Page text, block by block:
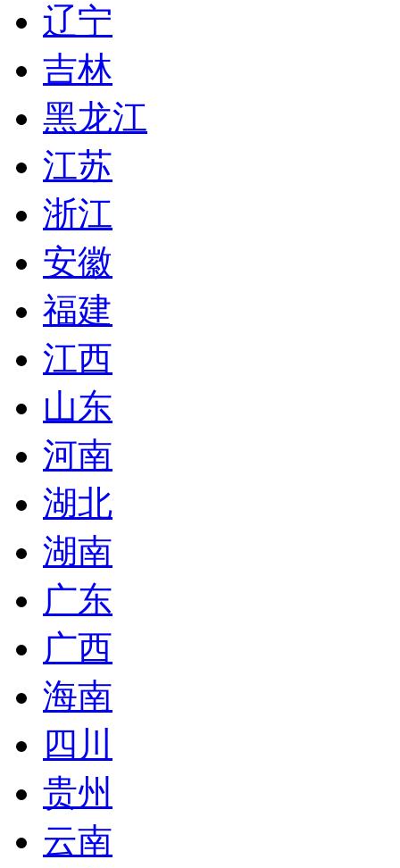
辽宁
吉林
黑龙江
江苏
浙江
安徽
福建
江西
山东
河南
湖北
湖南
广东
广西
海南
四川
贵州
云南